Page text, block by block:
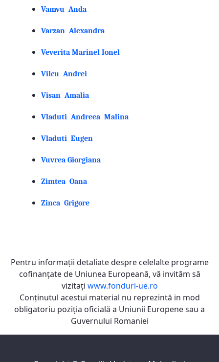
Vamvu Anda
Varzan Alexandra
Veverita Marinel Ionel
Vilcu Andrei
Visan Amalia
Vladuti Andreea Malina
Vladuti Eugen
Vuvrea Giorgiana
Zimtea Oana
Zinca Grigore
Pentru informaţii detaliate despre celelalte programe
cofinanţate de Uniunea Europeană, vă invităm să
vizitaţi www.fonduri-ue.ro
Conţinutul acestui material nu reprezintă in mod
obligatoriu poziţia oficială a Uniunii Europene sau a
Guvernului Romaniei